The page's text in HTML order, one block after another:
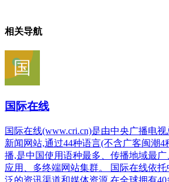
相关导航
国际在线
国际在线(www.cri.cn)是由中央广播电
新闻网站,通过44种语言(不含广客闽潮
播,是中国使用语种最多、传播地域最
应用、多终端网站集群。 国际在线依
泛的资讯渠道和媒体资源,在全球拥有